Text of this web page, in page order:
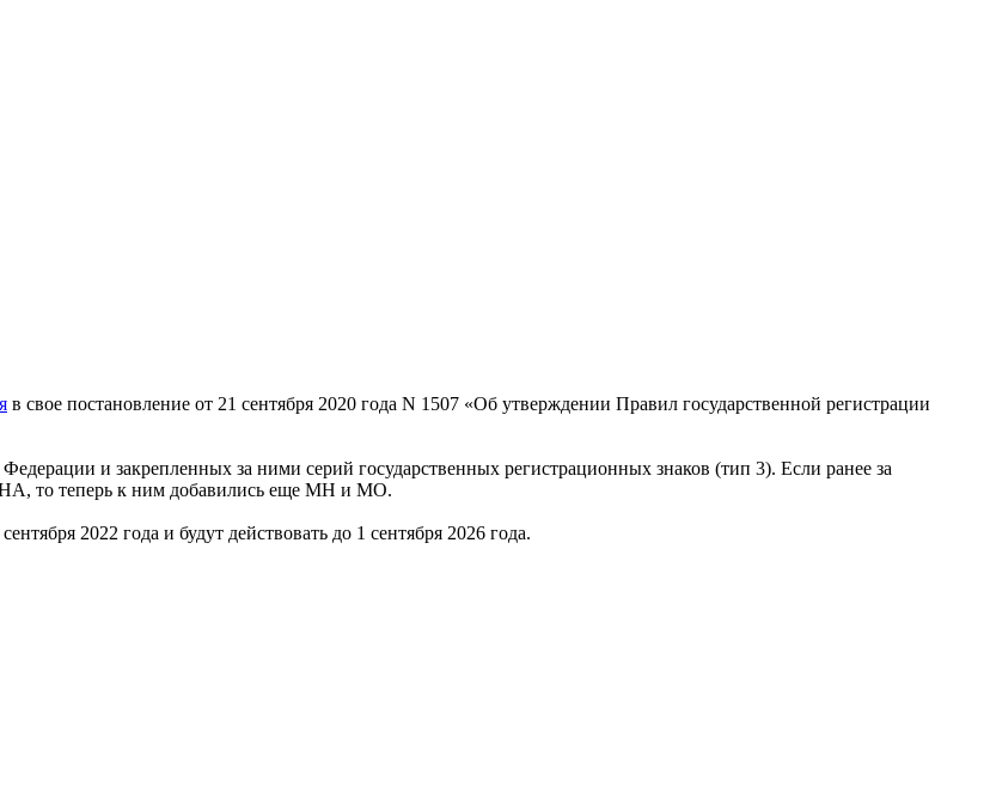
в свое постановление от 21 сентября 2020 года N 1507 «Об утверждении Правил государственной регистрации
и закрепленных за ними серий государственных регистрационных знаков (тип 3). Если ранее за
то теперь к ним добавились еще МН и МО.
2022 года и будут действовать до 1 сентября 2026 года.